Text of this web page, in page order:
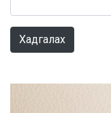
Хадгалах